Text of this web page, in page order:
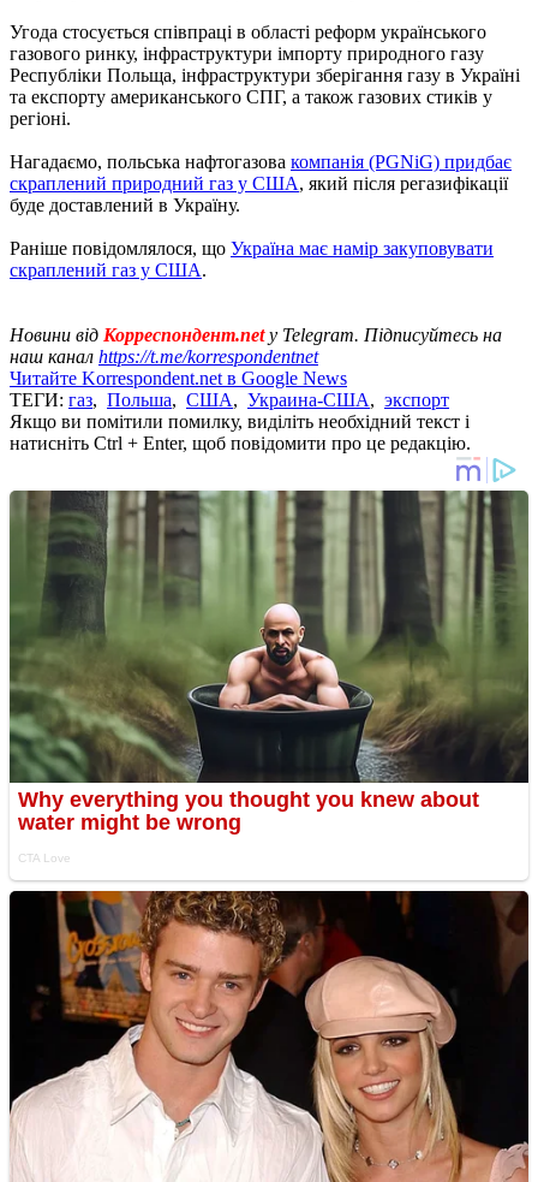
Угода стосується співпраці в області реформ українського
газового ринку, інфраструктури імпорту природного газу
Республіки Польща, інфраструктури зберігання газу в Україні
та експорту американського СПГ, а також газових стиків у
регіоні.
Нагадаємо, польська нафтогазова компанія (PGNiG) придбає
скраплений природний газ у США, який після регазифікації
буде доставлений в Україну.
Раніше повідомлялося, що Україна має намір закуповувати
скраплений газ у США.
Новини від Корреспондент.netу Telegram. Підписуйтесь на
наш канал https://t.me/korrespondentnet
Читайте Korrespondent.net в Google News
ТЕГИ: газ, Польша, США, Украина-США, экспорт
Якщо ви помітили помилку, виділіть необхідний текст і
натисніть Ctrl + Enter, щоб повідомити про це редакцію.